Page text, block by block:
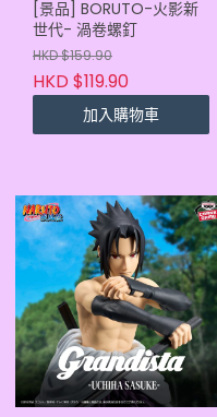
[景品] BORUTO-火影新
世代- 渦卷螺釘
HKD $159.90
HKD $119.90
加入購物車